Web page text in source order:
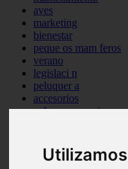
aves
marketing
bienestar
peque os mam feros
verano
legislaci n
peluquer a
accesorios
peluquer a canina
comportamiento
protagonistas